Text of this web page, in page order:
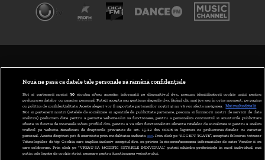
ABONARE DIGI TV
GESTIONAȚI PREFERINȚELE
CODUL DIGI24
CAMERE WEB
Nouă ne pasă ca datele tale personale să rămână confidențiale
Noi și partenerii noștri 30stocăm și/sau accesăm informații pe dispozitivul dvs., precum identificatorii cookie unici pentru
prelucrarea datelor cu caracter personal. Puteți accepta sau gestiona alegerile dvs. făcând clic mai jos sau în orice moment, pe pagina
cu politica de confidențialitate. Aceste alegeri vor fi raportate partenerilor noștri și nu vă vor afecta navigarea.
Mai multe detalii
Noi si partenerii nostri (retelele de socializare si agentiile de publicitate partenere, precum si furnizorii nostri de servicii de date
analitice) prelucram date pentru a permite website-ului sa functioneze, pentru a personaliza continutul si anunturile publicitare
afisate in functie de interesele si/sau profilul dvs., pentru a va oferi functionalitati aferente retelelor de socializare si pentru a analiza
traficul pe website. Beneficiati de drepturile prevazute de art. 15-22 din GDPR in legatura cu prelucrarea datelor cu caracter
personal. Aceste drepturi pot fi exercitate prin modalitatea indicata aici. Prin click pe “ACCEPT TOATE”, acceptati folosirea tuturor
Tehnologiilor de tip Cookie, care implica inclusiv acceptul dvs. cu privire la stocarea/accesarea informatiilor de catre Vendor-ii cu
care colaboram. Prin click pe “VREAU SA MODIFIC SETARILE INDIVIDUAL” puteti schimba preferintele in mod individual, mai
putin cele legate de cookie strict necesare pentru functionarea website-ului.